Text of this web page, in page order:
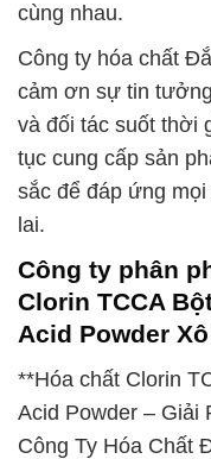
cùng nhau.
Công ty hóa chất
cảm ơn sự tin
và đối tác suốt thời
tục cung cấp sản
sắc để đáp ứng
lai.
Công ty phân
Clorin TCCA
Acid Powder
**Hóa chất Clorin
Acid Powder – Giải
Công Ty Hóa Chất